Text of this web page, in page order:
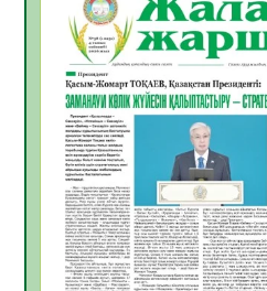
ҚЫЗЫЛОРДАДА
ЖАРҚЫН БОЛАШАҚ»
МӘЖІЛІС ӨТТІ
05.08.2026
Қазақстан Орталық
қолайлы ел атанды
05.08.2026
Өрт қауіпсіздігі
азаматтың міндеті
05.08.2026